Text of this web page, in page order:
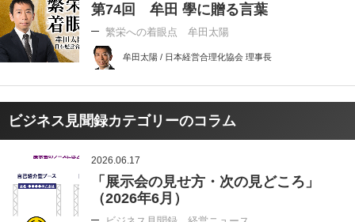
第74回 牟田 學に贈る言葉
繁栄への着眼点 牟田太陽
牟田太陽 / 日本経営合理化協会 理事長
ビジネス見聞録カテゴリーのコラム
2026.06.17
「展示会の見せ方・次の見どころ」
（2026年6月）